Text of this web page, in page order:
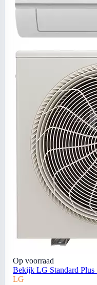
Op voorraad
Bekijk LG Standard
LG